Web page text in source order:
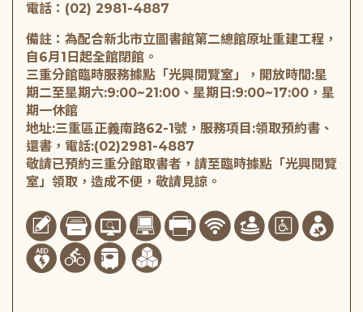
電話：(02) 2981-4887
備註：為配合新北市立圖書館第二總館原址重建工程，
自6月1日起全館閉館。
三重分館臨時服務據點「光興閱覽室」，開放時間:星
期二至星期六:9:00~21:00、星期日:9:00~17:00，星
期一休館
地址:三重區正義南路62-1號，服務項目:領取預約書、
還書，電話:(02)2981-4887
敬請已預約三重分館取書者，請至臨時據點「光興閱覽
室」領取，造成不便，敬請見諒。